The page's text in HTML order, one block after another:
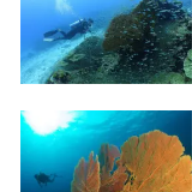
ターク
ピッサヌローク
ナーン
プレー
ピチット